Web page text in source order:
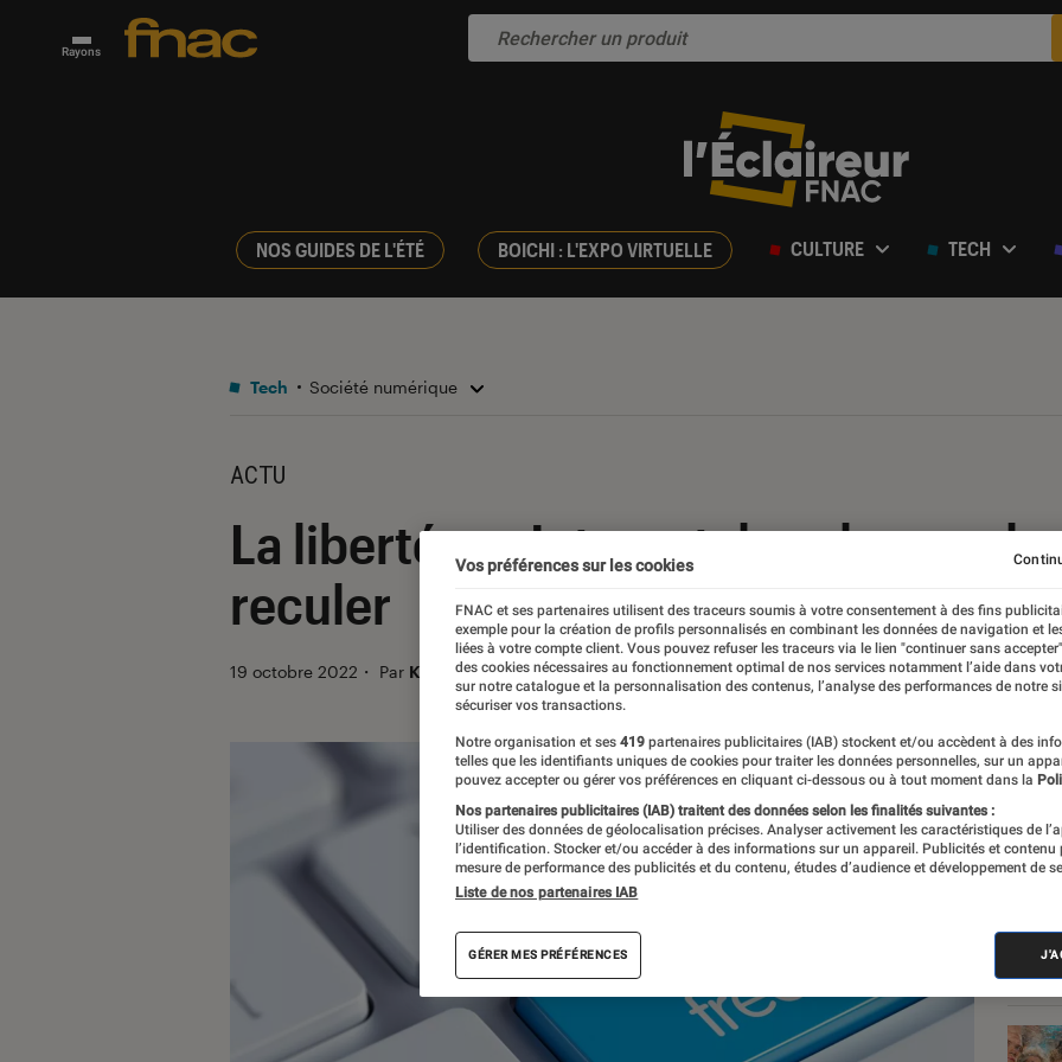
Rayons
NOS GUIDES DE L'ÉTÉ BOICHI : L'EXPO VIRTUELLE CULTURE TECH
Tech Société numérique
ACTU
La liberté sur Internet dans le
reculer
19 octobre 2022 ・ Par Kesso Diallo
Vos préférences sur les cookies
FNAC et ses partenaires utilisent des traceurs soumis à votre consentement à des fins
exemple pour la création de profils personnalisés en combinant les données de navigation et
liées à votre compte client. Vous pouvez refuser les traceurs via le lien "continuer sans
des cookies nécessaires au fonctionnement optimal de nos services notamment l’aide dans
sur notre catalogue et la personnalisation des contenus, l’analyse des performances de notre
sécuriser vos transactions.
Notre organisation et ses 419 partenaires publicitaires (IAB) stockent et/ou accèdent à des
telles que les identifiants uniques de cookies pour traiter les données personnelles, sur un
pouvez accepter ou gérer vos préférences en cliquant ci-dessous ou à tout moment dans la
Nos partenaires publicitaires (IAB) traitent des données selon les finalités suivantes :
Utiliser des données de géolocalisation précises. Analyser activement les caractéristiques de
l’identification. Stocker et/ou accéder à des informations sur un appareil. Publicités et contenu
mesure de performance des publicités et du contenu, études d’audience et développement de
Liste de nos partenaires IAB
GÉRER MES PRÉFÉRENCES